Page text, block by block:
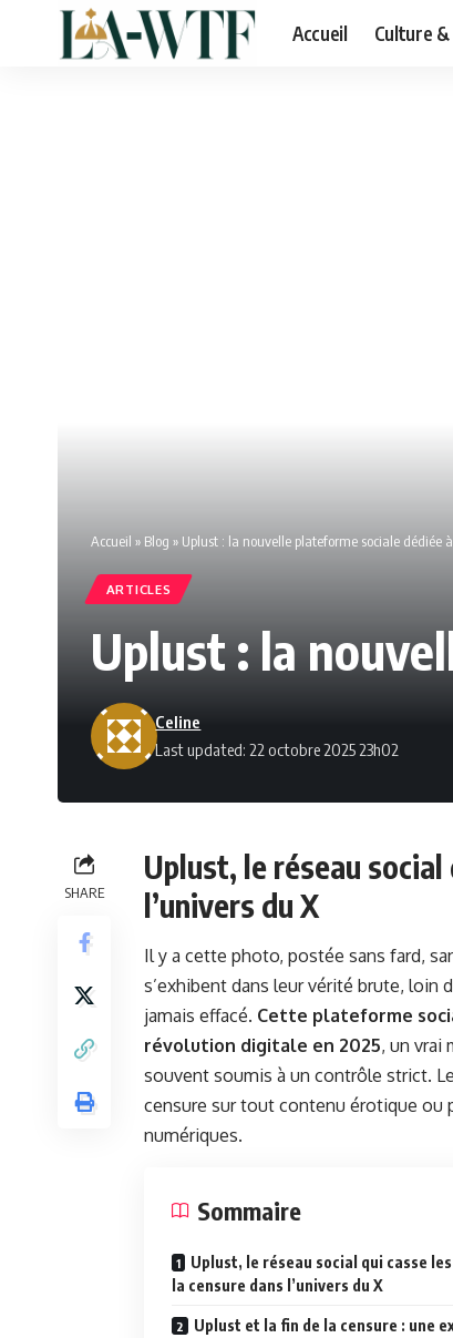
Accueil Culture
Accueil » Blog » Uplust : la nouvelle plateforme sociale dédiée
ARTICLES
Uplust : la
Last updated: 22 octobre 2025 23h02
Celine
SHARE
Uplust, le réseau social
l’univers du X
Il y a cette photo, postée sans fard,
s’exhibent dans leur vérité brute, loin
jamais effacé. Cette plateforme
révolution digitale en 2025, un vrai
souvent soumis à un contrôle strict.
censure sur tout contenu érotique ou
numériques.
Sommaire
Uplust, le réseau social qui casse
la censure dans l’univers du X
Uplust et la fin de la censure : une